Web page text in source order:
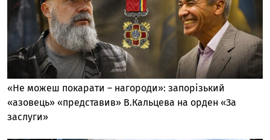
«Не можеш покарати – нагороди»: запорізький
«азовець» «представив» В.Кальцева на орден «За
заслуги»